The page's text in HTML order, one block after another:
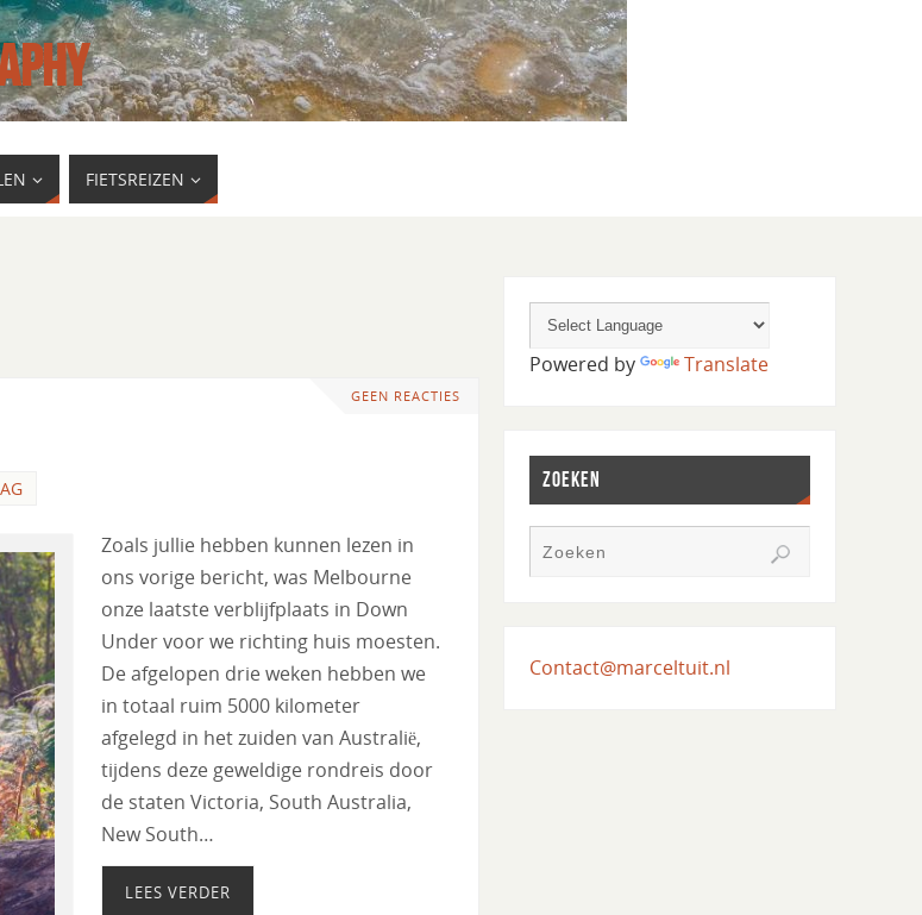
FIETSREIZEN
GEEN REACTIES
Zoals jullie hebben kunnen lezen in
ons vorige bericht, was Melbourne
onze laatste verblijfplaats in Down
Under voor we richting huis moesten.
De afgelopen drie weken hebben we
in totaal ruim 5000 kilometer
afgelegd in het zuiden van Australië,
tijdens deze geweldige rondreis door
de staten Victoria, South Australia,
New South…
LEES VERDER
Powered by Translate
ZOEKEN
Contact@marceltuit.nl